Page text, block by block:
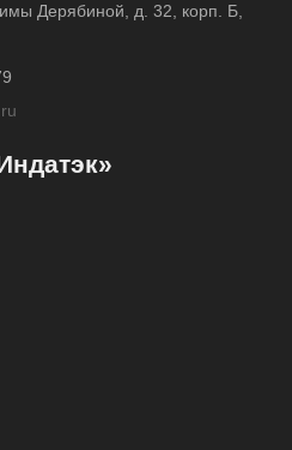
Дерябиной, д. 32, корп. Б,